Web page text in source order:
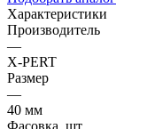
Характеристики
Производитель
—
X-PERT
Размер
—
40 мм
Фасовка, шт.